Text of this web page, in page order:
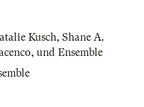
Kusch, Shane A.
, und Ensemble